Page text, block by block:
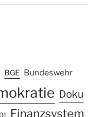
BGE Bundeswehr
Doku
Finanzsystem